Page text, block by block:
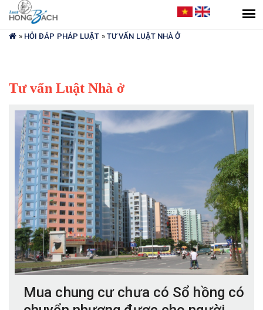
Bạn
đang
» HỎI ĐÁP PHÁP LUẬT » TƯ VẤN LUẬT NHÀ Ở
Tư vấn Luật Nhà ở
Mua chung cư chưa có Sổ hồng có